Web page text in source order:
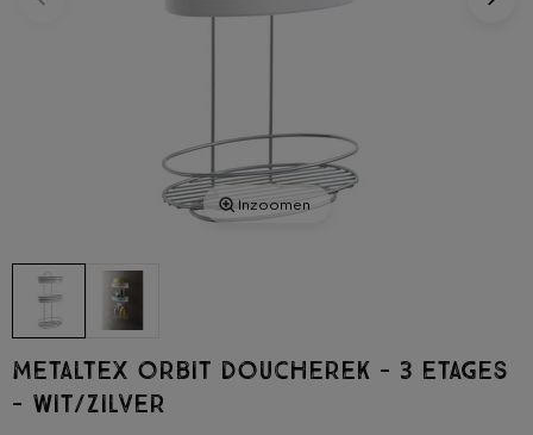
Inzoomen
Metaltex orbit doucherek - 3 etages
- wit/zilver